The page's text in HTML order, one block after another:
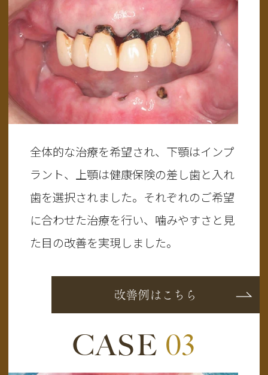
全体的な治療を希望され、下顎はインプ
ラント、上顎は健康保険の差し歯と入れ
歯を選択されました。それぞれのご希望
に合わせた治療を行い、噛みやすさと見
た目の改善を実現しました。
改善例はこちら
CASE 03